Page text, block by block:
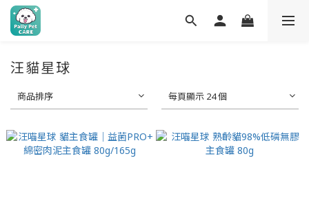
汪貓星球
商品排序 每頁顯示 24 個